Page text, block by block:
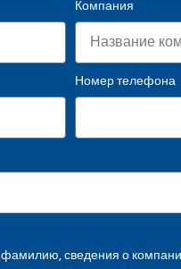
Компания
Номер телефона
сведения о